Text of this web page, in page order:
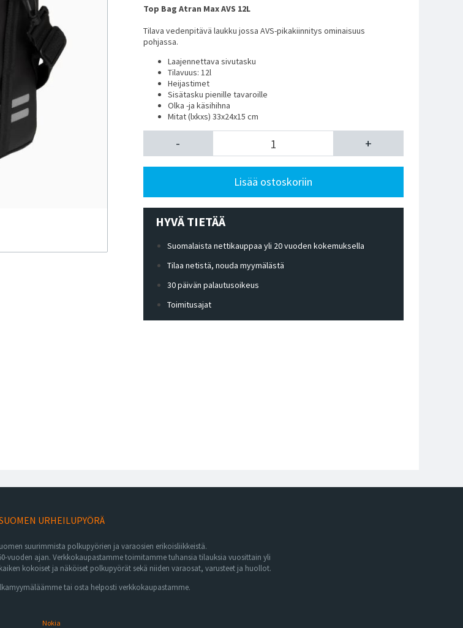
Top Bag Atran Max AVS 12L
Tilava vedenpitävä laukku jossa AVS-pikakiinnitys ominaisuus
pohjassa.
Laajennettava sivutasku
Tilavuus: 12l
Heijastimet
Sisätasku pienille tavaroille
Olka -ja käsihihna
Mitat (lxkxs) 33x24x15 cm
- +
Lisää ostoskoriin
HYVÄ TIETÄÄ
Suomalaista nettikauppaa yli 20 vuoden kokemuksella
Tilaa netistä, nouda myymälästä
30 päivän palautusoikeus
Toimitusajat
URHEILUPYÖRÄ
suurimmista polkupyörien ja varaosien erikoisliikkeistä.
vuoden ajan. Verkkokaupastamme toimitamme tuhansia tilauksia vuosittain yli
kokoiset ja näköiset polkupyörät sekä niiden varaosat, varusteet ja huollot.
tai osta helposti verkkokaupastamme.
Nokia